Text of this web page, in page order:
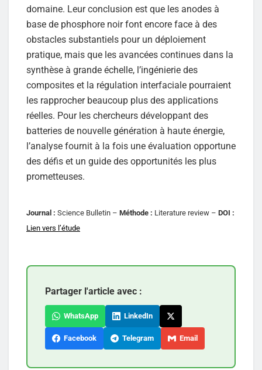
domaine. Leur conclusion est que les anodes à
base de phosphore noir font encore face à des
obstacles substantiels pour un déploiement
pratique, mais que les avancées continues dans la
synthèse à grande échelle, l’ingénierie des
composites et la régulation interfaciale pourraient
les rapprocher beaucoup plus des applications
réelles. Pour les chercheurs développant des
batteries de nouvelle génération à haute énergie,
l’analyse fournit à la fois une évaluation opportune
des défis et un guide des opportunités les plus
prometteuses.
Journal : Science Bulletin – Méthode : Literature review – DOI :
Lien vers l’étude
Partager l'article avec :
WhatsApp LinkedIn
Facebook Telegram Email